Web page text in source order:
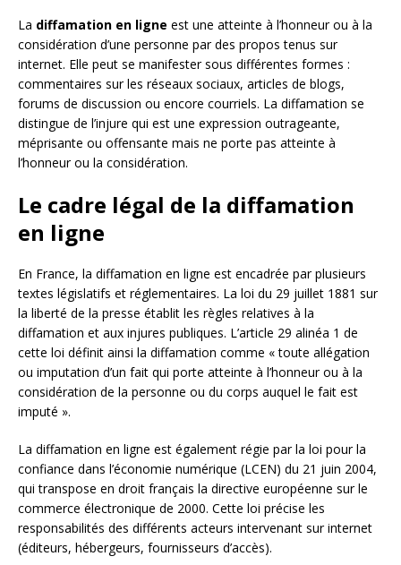
La diffamation en ligne est une atteinte à l’honneur ou à la
considération d’une personne par des propos tenus sur
internet. Elle peut se manifester sous différentes formes :
commentaires sur les réseaux sociaux, articles de blogs,
forums de discussion ou encore courriels. La diffamation se
distingue de l’injure qui est une expression outrageante,
méprisante ou offensante mais ne porte pas atteinte à
l’honneur ou la considération.
Le cadre légal de la diffamation
en ligne
En France, la diffamation en ligne est encadrée par plusieurs
textes législatifs et réglementaires. La loi du 29 juillet 1881 sur
la liberté de la presse établit les règles relatives à la
diffamation et aux injures publiques. L’article 29 alinéa 1 de
cette loi définit ainsi la diffamation comme « toute allégation
ou imputation d’un fait qui porte atteinte à l’honneur ou à la
considération de la personne ou du corps auquel le fait est
imputé ».
La diffamation en ligne est également régie par la loi pour la
confiance dans l’économie numérique (LCEN) du 21 juin 2004,
qui transpose en droit français la directive européenne sur le
commerce électronique de 2000. Cette loi précise les
responsabilités des différents acteurs intervenant sur internet
(éditeurs, hébergeurs, fournisseurs d’accès).